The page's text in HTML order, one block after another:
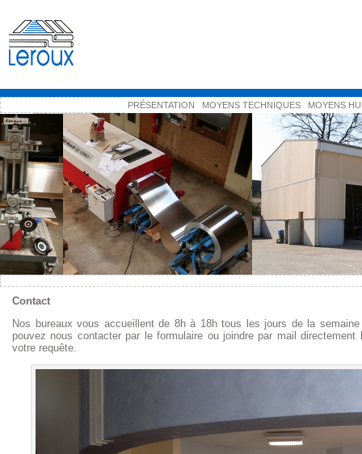
PRÉSENTATION MOYENS TECHNIQUES MOYENS
Contact
Nos bureaux vous accueillent de 8h à 18h tous les jours de la
pouvez nous contacter par le formulaire ou joindre par mail directement
votre requête.